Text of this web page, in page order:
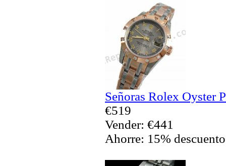
Señoras Rolex Oyster
€519
Vender: €441
Ahorre: 15% descuento